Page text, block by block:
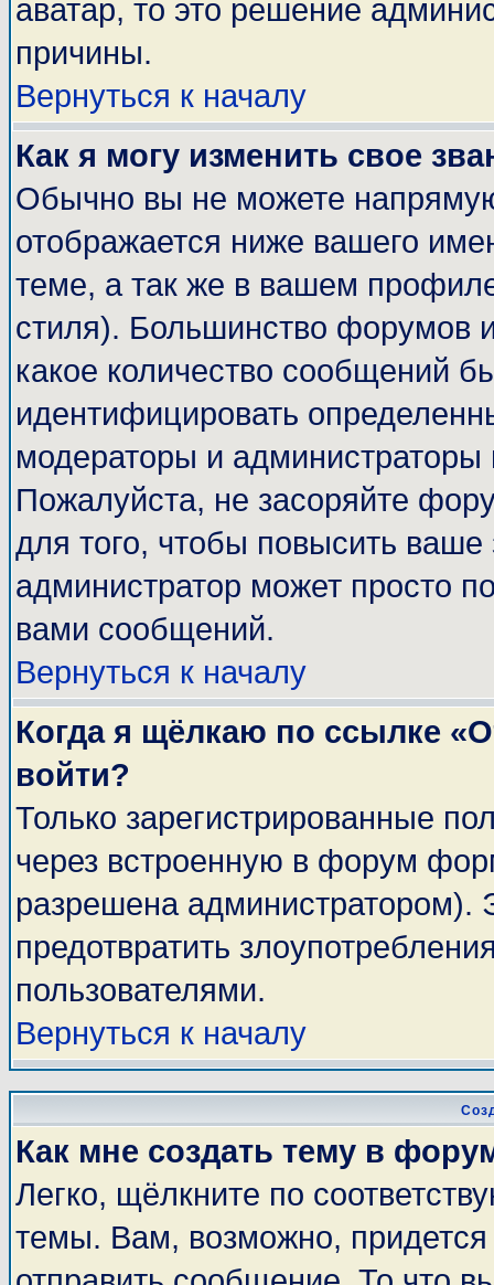
аватар, то это решение
причины.
Вернуться к началу
Как я могу изменить свое
Обычно вы не можете
отображается ниже вашего
теме, а так же в вашем
стиля). Большинство форумов
какое количество сообщений
идентифицировать
модераторы и администраторы
Пожалуйста, не засоряйте
для того, чтобы повысить
администратор может просто
вами сообщений.
Вернуться к началу
Когда я щёлкаю по ссылке
войти?
Только зарегистрированные
через встроенную в форум
разрешена администратором).
предотвратить
пользователями.
Вернуться к началу
Как мне создать тему в
Легко, щёлкните по
темы. Вам, возможно, придется